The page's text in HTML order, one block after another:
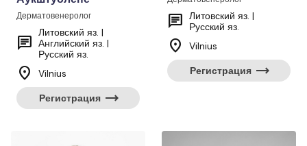
Дерматовенеролог
chat
Литовский яз. |
Английский яз. |
Русский яз.
location_on
Vilnius
Регистрация trending_flat
chat Литовский яз. |
Русский яз.
location_on
Vilnius
Регистрация trending_flat